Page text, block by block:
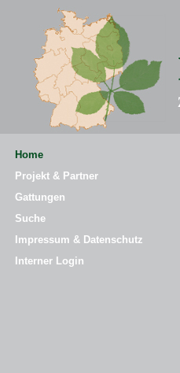
Home
Projekt & Partner
Gattungen
Suche
Impressum & Datenschutz
Interner Login